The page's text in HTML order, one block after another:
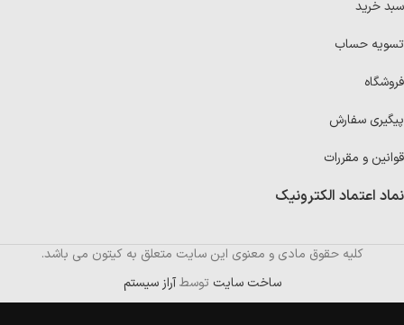
سبد خرید
تسویه حساب
فروشگاه
پیگیری سفارش
قوانین و مقررات
نماد اعتماد الکترونیک
کلیه حقوق مادی و معنوی این سایت متعلق به کیتون می باشد.
ساخت سایت توسطآراز سیستم